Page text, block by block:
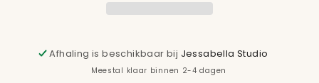
Afhaling is beschikbaar bij Jessabella Studio
Meestal klaar binnen 2-4 dagen